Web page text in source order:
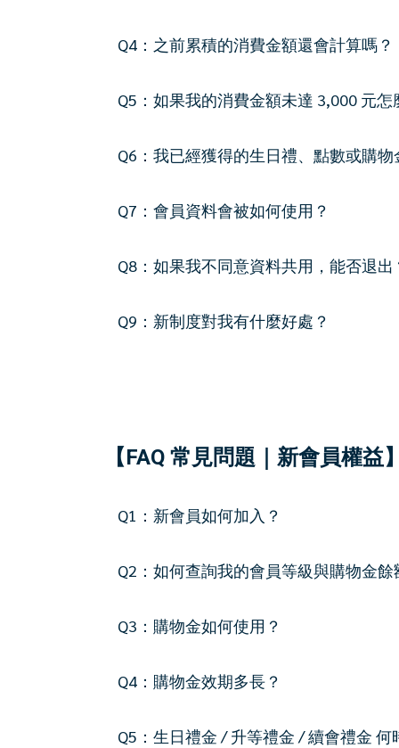
Q4：之前累積的消費金額還會計算嗎？
Q5：如果我的消費金額未達 3,000 元怎
Q6：我已經獲得的生日禮、點數或購物
Q7：會員資料會被如何使用？
Q8：如果我不同意資料共用，能否退出
Q9：新制度對我有什麼好處？
【FAQ 常見問題｜新會員權益】
Q1：新會員如何加入？
Q2：如何查詢我的會員等級與購物金餘
Q3：購物金如何使用？
Q4：購物金效期多長？
Q5：生日禮金 / 升等禮金 / 續會禮金 何